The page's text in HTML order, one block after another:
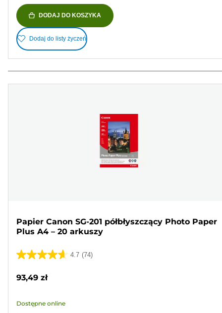
DODAJ DO KOSZYKA
Dodaj do listy życzeń
Papier Canon SG-201 półbłyszczący Photo Paper
Plus A4 – 20 arkuszy
4.7 (74)
4.7
5
74
93,49 zł
Dostępne online